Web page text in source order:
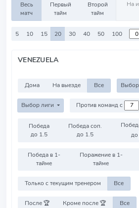
Весь
матч
Первый
тайм
Второй
тайм
5 10 15 20 30 40 50 100
VENEZUELA
Дома На выезде Все
Выбор лиги Против команд с
Победа
до 1.5
Победа соп.
до 1.5
до
Победа в 1-
тайме
Поражение в 1-
тайме
Только с текущим тренером Все
После 🏆 Кроме после 🏆 Все